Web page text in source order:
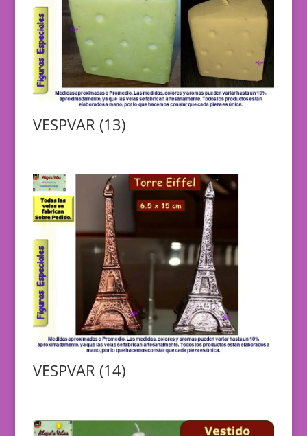
VESPVAR (13)
VESPVAR (14)